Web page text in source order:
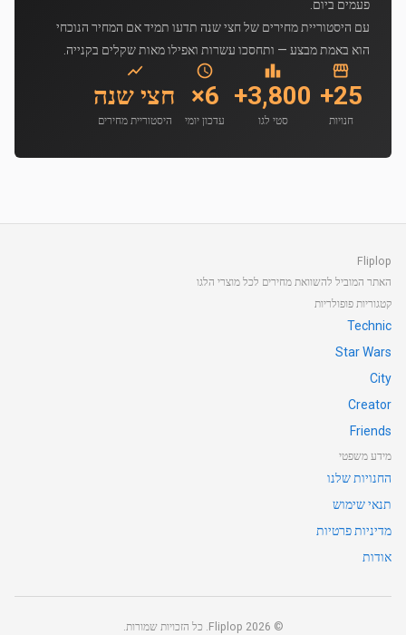
פעמים ביום.
עם היסטוריית מחירים של חצי שנה תדעו תמיד אם המחיר הנוכחי
הוא באמת מבצע — ותחסכו עשרות ואפילו מאות שקלים בקנייה.
25+
חנויות
3,800+
סטי לגו
6×
עדכון יומי
חצי שנה
היסטוריית מחירים
Fliplop
האתר המוביל להשוואת מחירים לכל מוצרי הלגו
קטגוריות פופולריות
Technic
Star Wars
City
Creator
Friends
מידע משפטי
החנויות שלנו
תנאי שימוש
מדיניות פרטיות
אודות
©
2026